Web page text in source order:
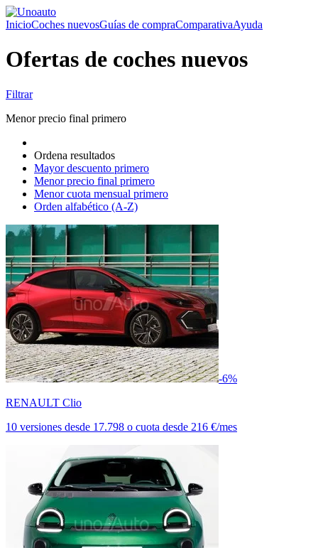
InicioCoches nuevosGuías de compraComparativaAyuda
Ofertas de coches nuevos
Filtrar
Menor precio final primero
Ordena resultados
Mayor descuento primero
Menor precio final primero
Menor cuota mensual primero
Orden alfabético (A-Z)
-6%
RENAULT Clio
10 versiones desde 17.798 o cuota desde 216 €/mes